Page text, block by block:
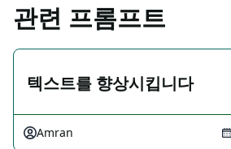
관련 프롬프트
텍스트를 향상시킵니다
Amran